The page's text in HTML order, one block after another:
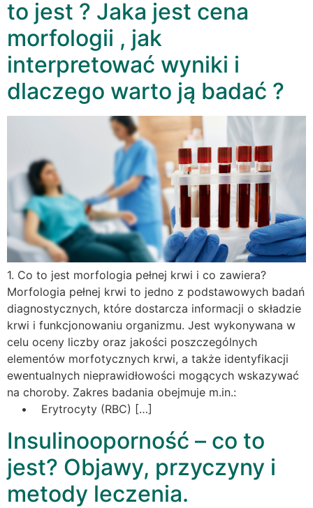
to jest ? Jaka jest cena
morfologii , jak
interpretować wyniki i
dlaczego warto ją badać ?
1. Co to jest morfologia pełnej krwi i co zawiera?
Morfologia pełnej krwi to jedno z podstawowych badań
diagnostycznych, które dostarcza informacji o składzie
krwi i funkcjonowaniu organizmu. Jest wykonywana w
celu oceny liczby oraz jakości poszczególnych
elementów morfotycznych krwi, a także identyfikacji
ewentualnych nieprawidłowości mogących wskazywać
na choroby. Zakres badania obejmuje m.in.:
• Erytrocyty (RBC) […]
Insulinooporność – co to
jest? Objawy, przyczyny i
metody leczenia.